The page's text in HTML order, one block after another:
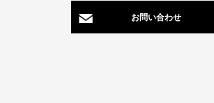
お問い合わせ